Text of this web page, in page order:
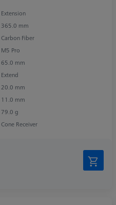
Extension
365.0 mm
Carbon Fiber
M5 Pro
65.0 mm
Extend
20.0 mm
11.0 mm
79.0 g
Cone Receiver